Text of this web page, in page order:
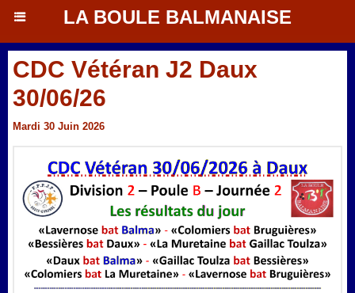
LA BOULE BALMANAISE
CDC Vétéran J2 Daux
30/06/26
Mardi 30 Juin 2026